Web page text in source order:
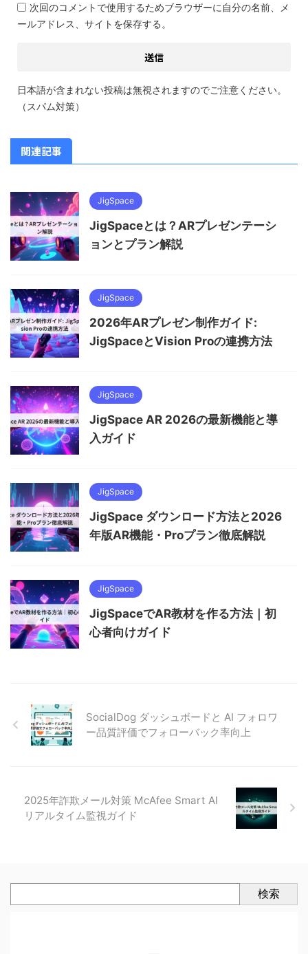
次回のコメントで使用するためブラウザーに自分の名前、メ
ールアドレス、サイトを保存する。
日本語が含まれない投稿は無視されますのでご注意ください。
（スパム対策）
関連記事
JigSpace
JigSpaceとは？ARプレゼンテーシ
ョンとプラン解説
JigSpace
2026年ARプレゼン制作ガイド:
JigSpaceとVision Proの連携方法
JigSpace
JigSpace AR 2026の最新機能と導
入ガイド
JigSpace
JigSpace ダウンロード方法と2026
年版AR機能・Proプラン徹底解説
JigSpace
JigSpaceでAR教材を作る方法｜初
心者向けガイド
SocialDog ダッシュボードと AI フォロワ
ー品質評価でフォローバック率向上
2025年詐欺メール対策 McAfee Smart AI
リアルタイム監視ガイド
検索